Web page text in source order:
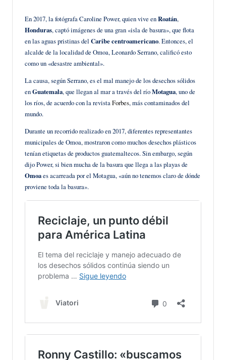
En 2017, la fotógrafa Caroline Power, quien vive enRoatán,
Honduras, captó imágenes de una gran «isla de basura», que flota
en las aguas pristinas del Caribe centroamericano. Entonces, el
alcalde de la localidad de Omoa, Leonardo Serrano, calificó esto
como un «desastre ambiental».
La causa, según Serrano, es el mal manejo de los desechos sólidos
enGuatemala, que llegan al mar a través del ríoMotagua, uno de
los ríos, de acuerdo con la revistaForbes, más contaminados del
mundo.
Durante un recorrido realizado en 2017, diferentes representantes
municipales de Omoa, mostraron como muchos desechos plásticos
tenían etiquetas de productos guatemaltecos. Sin embargo, según
dijo Power, si bien mucha de la basura que llega a las playas de
Omoaes acarreada por el Motagua, «aún no tenemos claro de dónde
proviene toda la basura».